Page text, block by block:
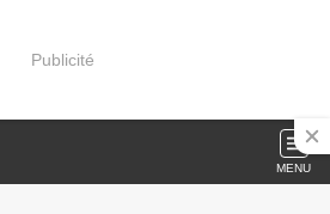
Publicité
MENU